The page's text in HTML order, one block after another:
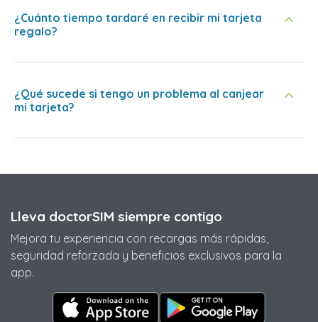
¿Cuánto tiempo tardaré en recibir mi tarjeta
regalo?
¿Qué sucede si tengo un problema al canjear
mi tarjeta?
Lleva doctorSIM siempre contigo
Mejora tu experiencia con recargas más rápidas,
seguridad reforzada y beneficios exclusivos para la
app.